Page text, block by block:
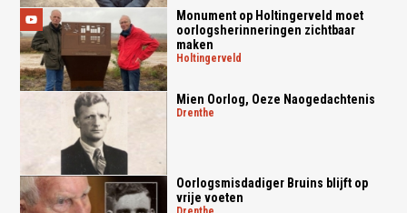
Monument op Holtingerveld moet
oorlogsherinneringen zichtbaar
maken
holtingerveld
Mien Oorlog, Oeze Naogedachtenis
drenthe
Oorlogsmisdadiger Bruins blijft op
vrije voeten